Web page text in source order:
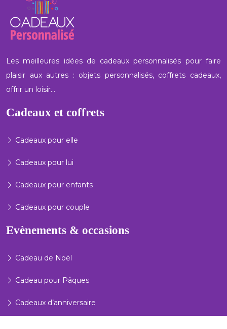
Les meilleures idées de cadeaux personnalisés pour faire
plaisir aux autres : objets personnalisés, coffrets cadeaux,
offrir un loisir…
Cadeaux et coffrets
Cadeaux pour elle
Cadeaux pour lui
Cadeaux pour enfants
Cadeaux pour couple
Evènements & occasions
Cadeau de Noël
Cadeau pour Pâques
Cadeaux d’anniversaire